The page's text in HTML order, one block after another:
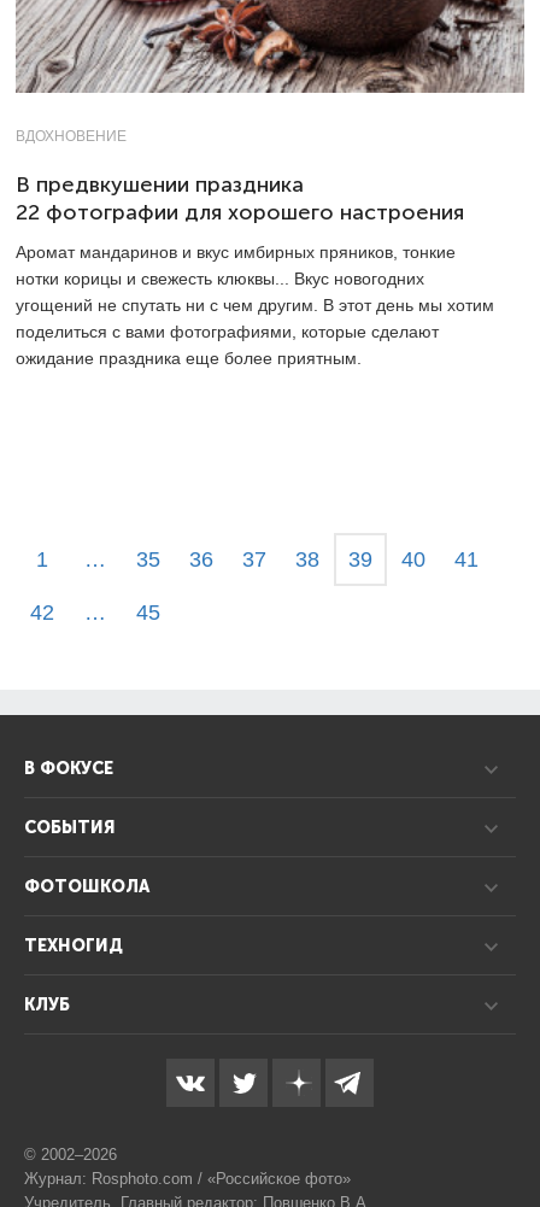
ВДОХНОВЕНИЕ
В предвкушении праздника
22 фотографии для хорошего настроения
Аромат мандаринов и вкус имбирных пряников, тонкие
нотки корицы и свежесть клюквы... Вкус новогодних
угощений не спутать ни с чем другим. В этот день мы хотим
поделиться с вами фотографиями, которые сделают
ожидание праздника еще более приятным.
1 … 35 36 37 38 39 40 41
42 … 45
В ФОКУСЕ
СОБЫТИЯ
ФОТОШКОЛА
ТЕХНОГИД
КЛУБ
© 2002–2026
Журнал: Rosphoto.com / «Российское фото»
Учредитель, Главный редактор: Повшенко В.А.